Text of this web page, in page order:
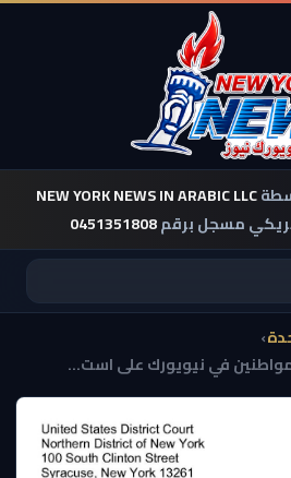
NEW YORK NEWS IN ARABIC LLC
مسجل برقم0451351808
›
في نيويورك على است...